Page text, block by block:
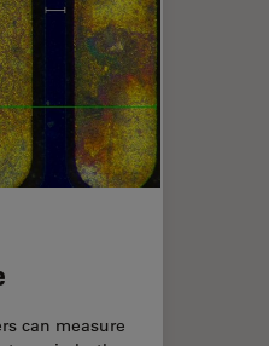
can measure